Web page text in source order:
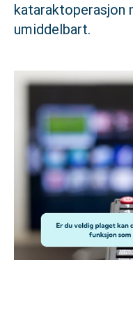
kataraktoperasjon
umiddelbart.